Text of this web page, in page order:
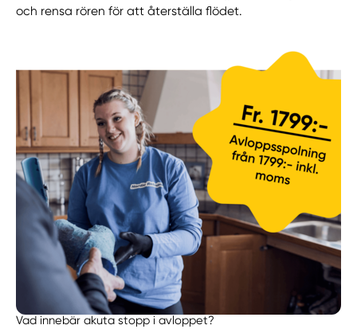
och rensa rören för att återställa flödet.
Vad innebär akuta stopp i avloppet?